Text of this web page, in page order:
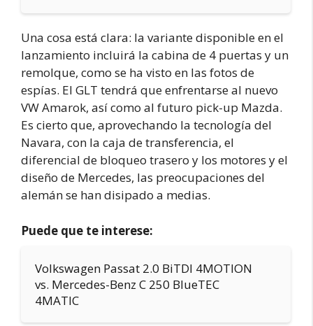
Una cosa está clara: la variante disponible en el
lanzamiento incluirá la cabina de 4 puertas y un
remolque, como se ha visto en las fotos de
espías. El GLT tendrá que enfrentarse al nuevo
VW Amarok, así como al futuro pick-up Mazda.
Es cierto que, aprovechando la tecnología del
Navara, con la caja de transferencia, el
diferencial de bloqueo trasero y los motores y el
diseño de Mercedes, las preocupaciones del
alemán se han disipado a medias.
Puede que te interese:
Volkswagen Passat 2.0 BiTDI 4MOTION
vs. Mercedes-Benz C 250 BlueTEC
4MATIC